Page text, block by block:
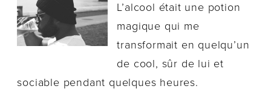
L’alcool était une potion
magique qui me
transformait en quelqu’un
de cool, sûr de lui et
sociable pendant quelques heures.